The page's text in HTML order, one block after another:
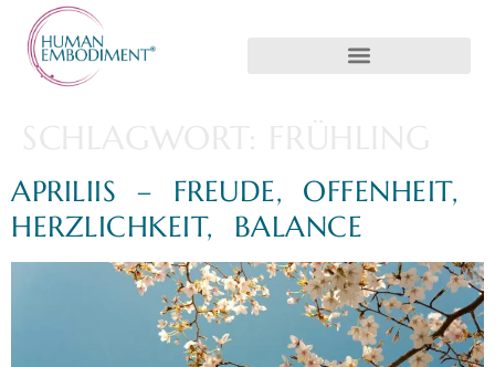
APRILIIS – FREUDE, OFFENHEIT,
HERZLICHKEIT, BALANCE